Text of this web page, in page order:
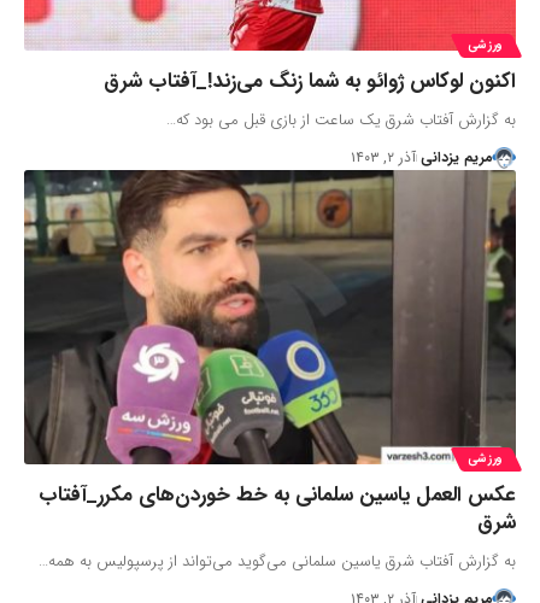
ورزشی
اکنون لوکاس ژوائو به شما زنگ می‌زند!_آفتاب شرق
به گزارش آفتاب شرق یک ساعت از بازی قبل می بود که…
مریم یزدانی آذر ۲, ۱۴۰۳
ورزشی
عکس العمل یاسین سلمانی به خط خوردن‌های مکرر_آفتاب
شرق
به گزارش آفتاب شرق یاسین سلمانی می‌گوید می‌تواند از پرسپولیس به همه…